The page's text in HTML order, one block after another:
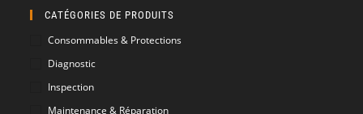
CATÉGORIES DE PRODUITS
Consommables & Protections
Diagnostic
Inspection
Maintenance & Réparation